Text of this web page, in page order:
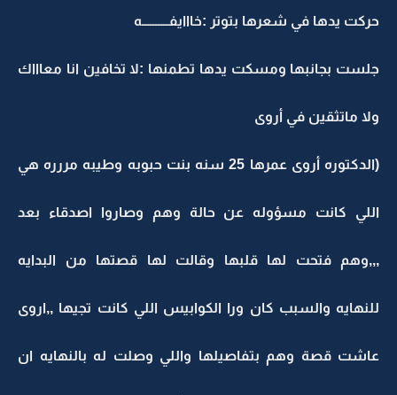
حركت يدها في شعرها بتوتر :خااايفــــــــــه
جلست بجانبها ومسكت يدها تطمنها :لا تخافين انا معاااك
ولا ماتثقين في أروى
(الدكتوره أروى عمرها 25 سنه بنت حبوبه وطيبه مررره هي
اللي كانت مسؤوله عن حالة وهم وصاروا اصدقاء بعد
,,,وهم فتحت لها قلبها وقالت لها قصتها من البدايه
للنهايه والسبب كان ورا الكوابيس اللي كانت تجيها ,,اروى
عاشت قصة وهم بتفاصيلها واللي وصلت له بالنهايه ان